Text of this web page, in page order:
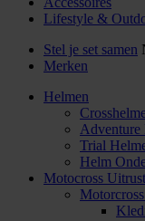
Lifestyle &
Stel je set samen
Merken
Helmen
Adventure
Trial
Helm
Motocross